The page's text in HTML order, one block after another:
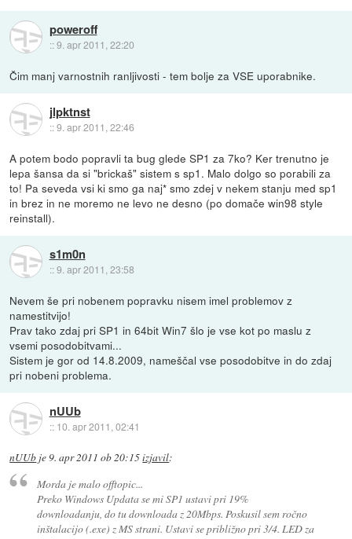
poweroff
::9. apr 2011, 22:20
Čim manj varnostnih ranljivosti - tem bolje za VSE uporabnike.
jlpktnst
::9. apr 2011, 22:46
A potem bodo popravli ta bug glede SP1 za 7ko? Ker trenutno je
lepa šansa da si "brickaš" sistem s sp1. Malo dolgo so porabili za
to! Pa seveda vsi ki smo ga naj* smo zdej v nekem stanju med sp1
in brez in ne moremo ne levo ne desno (po domače win98 style
reinstall).
s1m0n
::9. apr 2011, 23:58
Nevem še pri nobenem popravku nisem imel problemov z
namestitvijo!
Prav tako zdaj pri SP1 in 64bit Win7 šlo je vse kot po maslu z
vsemi posodobitvami...
Sistem je gor od 14.8.2009, nameščal vse posodobitve in do zdaj
pri nobeni problema.
nUUb
:: 10. apr 2011, 02:41
nUUb je9. apr 2011 ob 20:15izjavil:
Morda je malo offtopic...
Preko Windows Updata se mi SP1 ustavi pri 19%
downloadanju, do tu downloada z 20Mbps. Poskusil sem ročno
inštalacijo (.exe) z MS strani. Ustavi se približno pri 3/4. LED za